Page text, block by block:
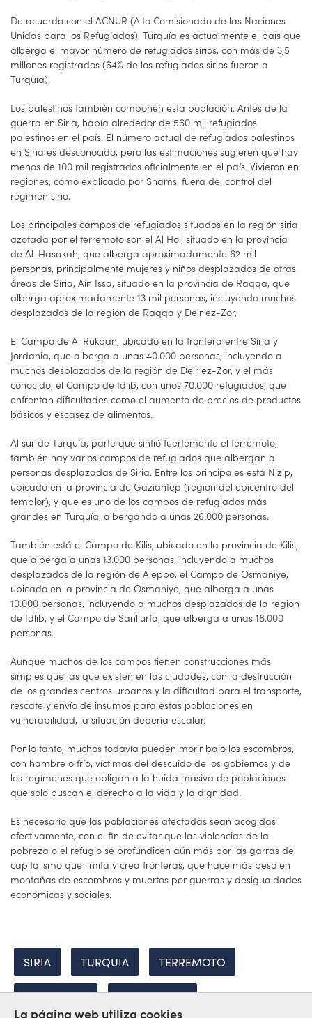
De acuerdo con el ACNUR (Alto Comisionado de las Naciones
Unidas para los Refugiados), Turquía es actualmente el país que
alberga el mayor número de refugiados sirios, con más de 3,5
millones registrados (64% de los refugiados sirios fueron a
Turquía).
Los palestinos también componen esta población. Antes de la
guerra en Siria, había alrededor de 560 mil refugiados
palestinos en el país. El número actual de refugiados palestinos
en Siria es desconocido, pero las estimaciones sugieren que hay
menos de 100 mil registrados oficialmente en el país. Vivieron en
regiones, como explicado por Shams, fuera del control del
régimen sirio.
Los principales campos de refugiados situados en la región siria
azotada por el terremoto son el Al Hol, situado en la provincia
de Al-Hasakah, que alberga aproximadamente 62 mil
personas, principalmente mujeres y niños desplazados de otras
áreas de Siria, Ain Issa, situado en la provincia de Raqqa, que
alberga aproximadamente 13 mil personas, incluyendo muchos
desplazados de la región de Raqqa y Deir ez-Zor,
El Campo de Al Rukban, ubicado en la frontera entre Siria y
Jordania, que alberga a unas 40.000 personas, incluyendo a
muchos desplazados de la región de Deir ez-Zor, y el más
conocido, el Campo de Idlib, con unos 70.000 refugiados, que
enfrentan dificultades como el aumento de precios de productos
básicos y escasez de alimentos.
Al sur de Turquía, parte que sintió fuertemente el terremoto,
también hay varios campos de refugiados que albergan a
personas desplazadas de Siria. Entre los principales está Nizip,
ubicado en la provincia de Gaziantep (región del epicentro del
temblor), y que es uno de los campos de refugiados más
grandes en Turquía, albergando a unas 26.000 personas.
También está el Campo de Kilis, ubicado en la provincia de Kilis,
que alberga a unas 13.000 personas, incluyendo a muchos
desplazados de la región de Aleppo, el Campo de Osmaniye,
ubicado en la provincia de Osmaniye, que alberga a unas
10.000 personas, incluyendo a muchos desplazados de la región
de Idlib, y el Campo de Sanliurfa, que alberga a unas 18.000
personas.
Aunque muchos de los campos tienen construcciones más
simples que las que existen en las ciudades, con la destrucción
de los grandes centros urbanos y la dificultad para el transporte,
rescate y envío de insumos para estas poblaciones en
vulnerabilidad, la situación debería escalar.
Por lo tanto, muchos todavía pueden morir bajo los escombros,
con hambre o frío, víctimas del descuido de los gobiernos y de
los regímenes que obligan a la huida masiva de poblaciones
que solo buscan el derecho a la vida y la dignidad.
Es necesario que las poblaciones afectadas sean acogidas
efectivamente, con el fin de evitar que las violencias de la
pobreza o el refugio se profundicen aún más por las garras del
capitalismo que limita y crea fronteras, que hace más peso en
montañas de escombros y muertos por guerras y desigualdades
económicas y sociales.
SIRIA TURQUIA TERREMOTO
PALESTINOS REFUGIADOS
La página web utiliza cookies